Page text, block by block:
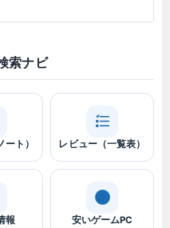
索ナビ
ート） レビュー（一覧表）
報 安いゲームPC